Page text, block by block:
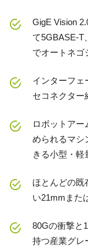
GigE Vision
て5GBASE-T
でオートネゴ
インターフェ
セコネクター
ロボットアー
められるマシ
きる小型・軽
ほとんどの既
い21mmまた
80Gの衝撃と
持つ産業グレ